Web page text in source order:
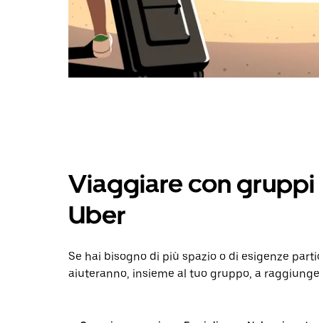
Viaggiare con gruppi
Uber
Se hai bisogno di più spazio o di esigenze
aiuteranno, insieme al tuo gruppo, a